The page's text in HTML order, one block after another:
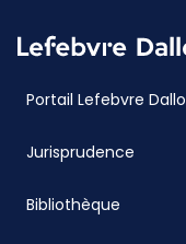
Portail Lefebvre
Jurisprudence
Bibliothèque